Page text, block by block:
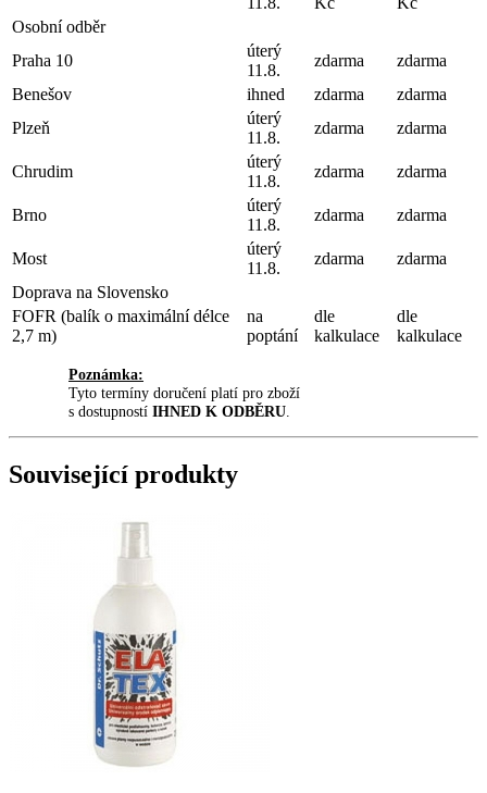
Osobní odběr
Praha 10
úterý
11.8.
zdarma
zdarma
Benešov
ihned zdarma
zdarma
Plzeň
úterý
11.8.
zdarma zdarma
Chrudim
úterý
11.8.
zdarma zdarma
Brno
úterý
11.8.
zdarma zdarma
Most
úterý
11.8.
zdarma
zdarma
Doprava na Slovensko
FOFR (balík o maximální délce
2,7 m)
na
poptání
dle
kalkulace
dle
kalkulace
Poznámka:
Tyto termíny doručení platí pro zboží
s dostupností IHNED K ODBĚRU
Související produkty